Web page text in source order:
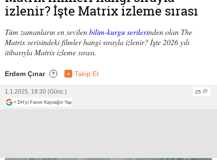
izlenir? İşte Matrix izleme sırası
Tüm zamanların en sevilenbilim-kurgu serilerinden olan The
Matrix serisindeki filmler hangi sırayla izlenir? İşte 2026 yılı
itibarıyla Matrix izleme sırası.
Erdem Çınar ? + Takip Et
1.1.2025, 19:30 (Günc.)
25
+ DH'yi Favori Kaynağın Yap